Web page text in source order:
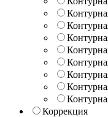
Коррекция